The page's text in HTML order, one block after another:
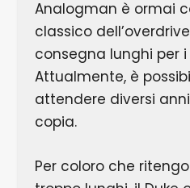
Analogman è ormai
classico
consegna lunghi per
Attualmente, è
attendere diversi
copia.
Per coloro che